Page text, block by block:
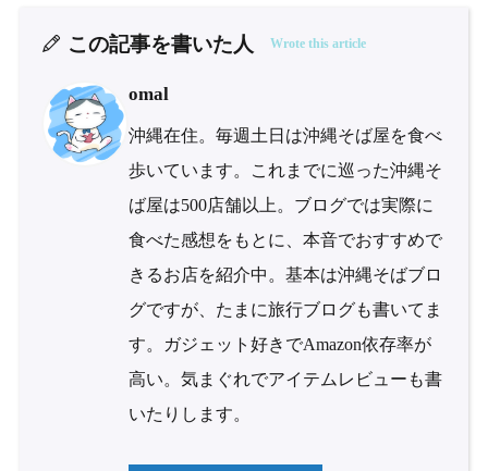
この記事を書いた人 Wrote this article
omal
沖縄在住。毎週土日は沖縄そば屋を食べ
歩いています。これまでに巡った沖縄そ
ば屋は500店舗以上。ブログでは実際に
食べた感想をもとに、本音でおすすめで
きるお店を紹介中。基本は沖縄そばブロ
グですが、たまに旅行ブログも書いてま
す。ガジェット好きでAmazon依存率が
高い。気まぐれでアイテムレビューも書
いたりします。